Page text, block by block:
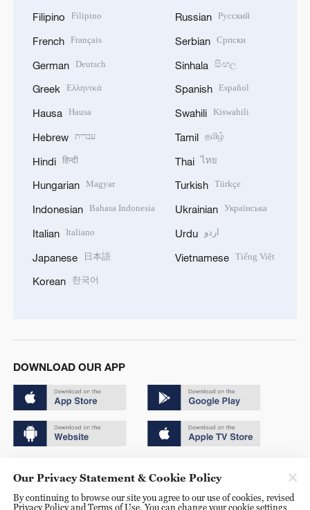
Filipino Filipino
French Français
German Deutsch
Greek Ελληνικά
Hausa Hausa
Hebrew עברית
Hindi हिन्दी
Hungarian Magyar
Indonesian Bahasa Indonesia
Italian Italiano
Japanese 日本語
Korean 한국어
Russian Русский
Serbian Српски
Sinhala සිංහල
Spanish Español
Swahili Kiswahili
Tamil தமிழ்
Thai ไทย
Turkish Türkçe
Ukrainian Українська
Urdu اردو
Vietnamese Tiếng Việt
DOWNLOAD OUR APP
京ICP备20000184号
Our Privacy Statement & Cookie Policy
By continuing to browse our site you agree to our use of cookies, revised
Privacy Policy and Terms of Use. You can change your cookie settings